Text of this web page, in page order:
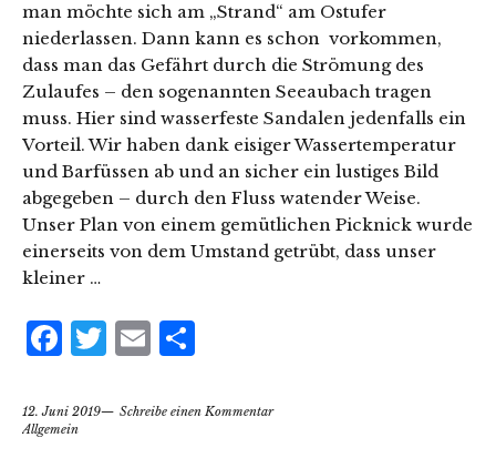
man möchte sich am „Strand“ am Ostufer
niederlassen. Dann kann es schon vorkommen,
dass man das Gefährt durch die Strömung des
Zulaufes – den sogenannten Seeaubach tragen
muss. Hier sind wasserfeste Sandalen jedenfalls ein
Vorteil. Wir haben dank eisiger Wassertemperatur
und Barfüssen ab und an sicher ein lustiges Bild
abgegeben – durch den Fluss watender Weise.
Unser Plan von einem gemütlichen Picknick wurde
einerseits von dem Umstand getrübt, dass unser
kleiner …
Facebook
Twitter
Email
12. Juni 2019
Schreibe einen Kommentar
Allgemein